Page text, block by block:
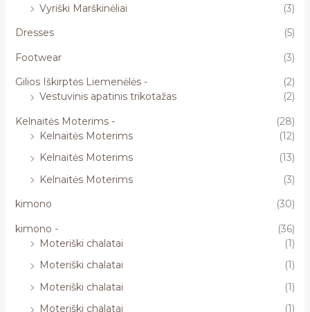
Vyriški Marškinėliai
(3)
Dresses
(5)
Footwear
(3)
Gilios Iškirptės Liemenėlės -
(2)
Vestuvinis apatinis trikotažas
(2)
Kelnaitės Moterims -
(28)
Kelnaitės Moterims
(12)
Kelnaitės Moterims
(13)
Kelnaitės Moterims
(3)
kimono
(30)
kimono -
(36)
Moteriški chalatai
(1)
Moteriški chalatai
(1)
Moteriški chalatai
(1)
Moteriški chalatai
(1)